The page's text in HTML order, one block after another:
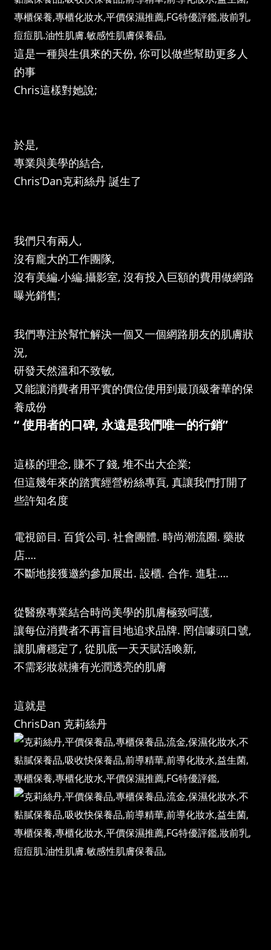
這是一種與生俱來的天份, 你可以做些幫助更多人
的事
Chris這樣對她說;
於是,
專業與美學的結合,
Chris’Dan克莉絲丹 誕生了
我們只有兩人,
沒有龐大的工作團隊,
沒有美編.小編.攝影室, 沒有投入巨額的費用做網路
曝光銷售;
我們專注於幫忙解決一個又一個網路朋友的肌膚狀
況,
研發天然溫和不致敏,
又能讓消費者用平實的價位使用到最頂級奢華的保
養成份
“ 使用者的口碑, 永遠是我們唯一的行銷”
這樣的理念, 賺不了錢, 堆不出大企業;
但這幾年來的踏實經營粉絲專頁, 真讓我們打開了
些許知名度
電視節目. 百貨公司. 社會團體. 時尚潮流圈. 藥妝
店….
不斷地接獲邀約參加展出. 設櫃. 合作. 進駐….
從醫療專業結合時尚美學的肌膚極致呵護,
讓每位消費者不再盲目地追求品牌. 罔信噱頭口號,
讓肌膚穩定了, 從肌底一天天賦活喚新,
不需彩妝就擁有光潤透亮的肌膚
這就是
ChrisDan 克莉絲丹